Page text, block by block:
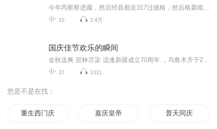
15 2.4万
国庆佳节欢乐的瞬间
27 1311
您是不是在找：
重生西门庆 嘉庆皇帝 普天同庆